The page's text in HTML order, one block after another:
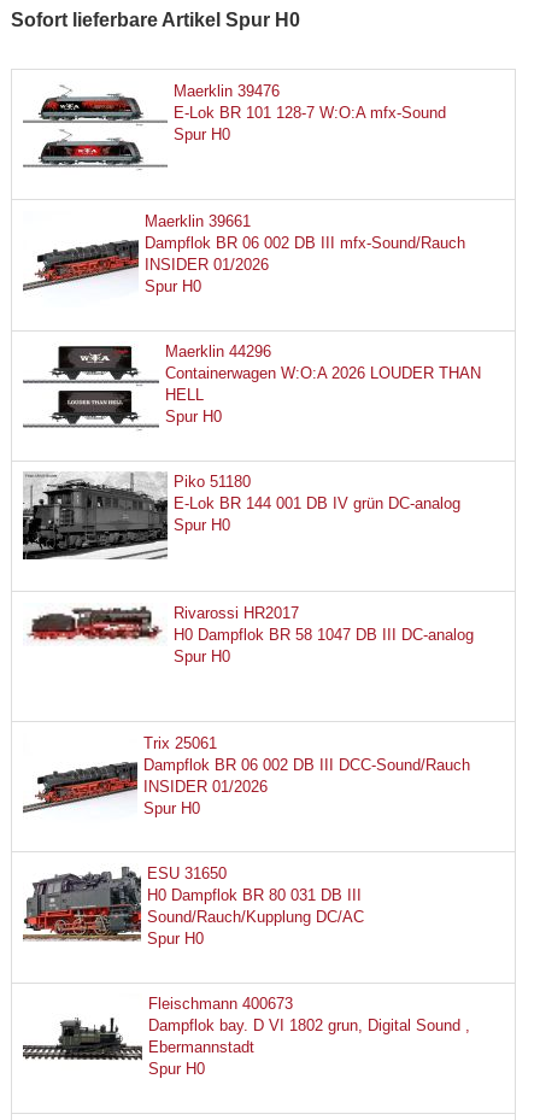
Sofort lieferbare Artikel Spur H0
Maerklin 39476
E-Lok BR 101 128-7 W:O:A mfx-Sound
Spur H0
Maerklin 39661
Dampflok BR 06 002 DB III mfx-Sound/Rauch
INSIDER 01/2026
Spur H0
Maerklin 44296
Containerwagen W:O:A 2026 LOUDER THAN
HELL
Spur H0
Piko 51180
E-Lok BR 144 001 DB IV grün DC-analog
Spur H0
Rivarossi HR2017
H0 Dampflok BR 58 1047 DB III DC-analog
Spur H0
Trix 25061
Dampflok BR 06 002 DB III DCC-Sound/Rauch
INSIDER 01/2026
Spur H0
ESU 31650
H0 Dampflok BR 80 031 DB III
Sound/Rauch/Kupplung DC/AC
Spur H0
Fleischmann 400673
Dampflok bay. D VI 1802 grun, Digital Sound ,
Ebermannstadt
Spur H0